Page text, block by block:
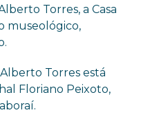
Torres, a Casa
museológico,
Torres está
Floriano Peixoto,